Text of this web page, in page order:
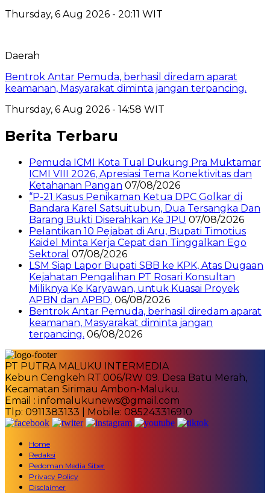
Thursday, 6 Aug 2026 - 20:11 WIT
Daerah
Bentrok Antar Pemuda, berhasil diredam aparat
keamanan, Masyarakat diminta jangan terpancing.
Thursday, 6 Aug 2026 - 14:58 WIT
Berita Terbaru
Pemuda ICMI Kota Tual Dukung Pra Muktamar
ICMI VIII 2026, Apresiasi Tema Konektivitas dan
Ketahanan Pangan 07/08/2026
“P-21 Kasus Penikaman Ketua DPC Golkar di
Bandara Karel Satsuitubun, Dua Tersangka Dan
Barang Bukti Diserahkan Ke JPU 07/08/2026
Pelantikan 10 Pejabat di Aru, Bupati Timotius
Kaidel Minta Kerja Cepat dan Tinggalkan Ego
Sektoral 07/08/2026
LSM Siap Lapor Bupati SBB ke KPK, Atas Dugaan
Kejahatan Pengalihan PT Rosari Konsultan
Miliknya Ke Karyawan, untuk Kuasai Proyek
APBN dan APBD. 06/08/2026
Bentrok Antar Pemuda, berhasil diredam aparat
keamanan, Masyarakat diminta jangan
terpancing. 06/08/2026
PT PUTRA MALUKU INTERMEDIA
Kebun Cengkeh RT.006/RW 09. Desa Batu Merah,
Kecamatan Sirimau Ambon-Maluku.
Email : infomalukunews@gmail.com
Tlp: 0911383133 | Mobile: 085243316910
Home
Redaksi
Pedoman Media Siber
Privacy Policy
Disclaimer